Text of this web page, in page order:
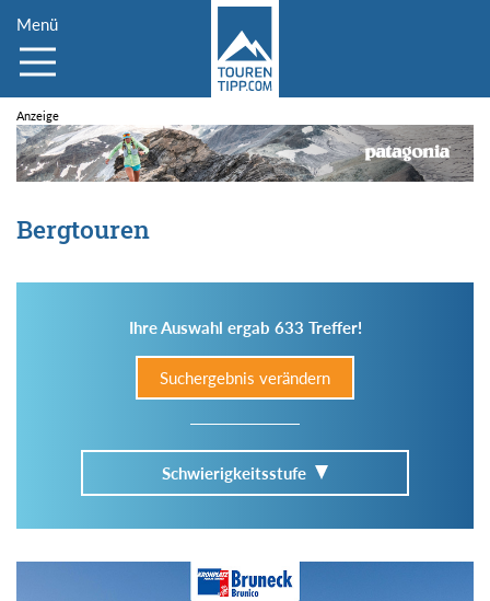
Menü
Bergtouren
Ihre Auswahl ergab 633 Treffer!
Suchergebnis verändern
Schwierigkeitsstufe